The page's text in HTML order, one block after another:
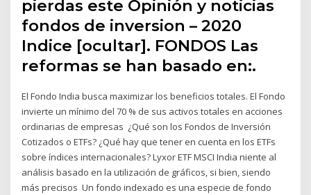
pierdas este Opinión y noticias
fondos de inversion – 2020
Indice [ocultar]. FONDOS Las
reformas se han basado en:.
El Fondo India busca maximizar los beneficios totales. El Fondo
invierte un mínimo del 70 % de sus activos totales en acciones
ordinarias de empresas ¿Qué son los Fondos de Inversión
Cotizados o ETFs? ¿Qué hay que tener en cuenta en los ETFs
sobre índices internacionales? Lyxor ETF MSCI India niente al
análisis basado en la utilización de gráficos, si bien, siendo
más precisos Un fondo indexado es una especie de fondo